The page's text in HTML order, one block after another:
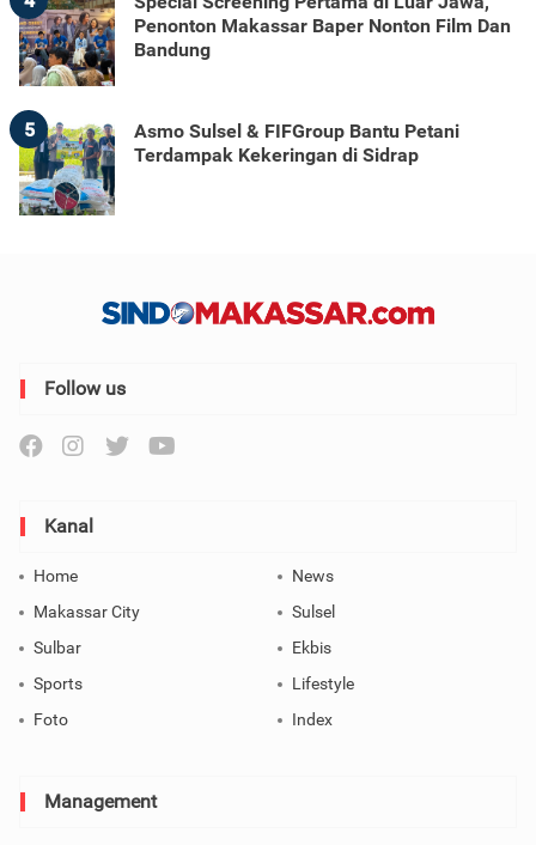
Penonton Makassar Baper Nonton Film Dan
Bandung
5
Asmo Sulsel & FIFGroup Bantu Petani
Terdampak Kekeringan di Sidrap
Follow us
Kanal
Home
News
Makassar City
Sulsel
Sulbar
Ekbis
Sports
Lifestyle
Foto
Index
Management